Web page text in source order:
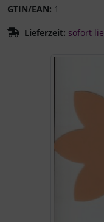
GTIN/EAN: 1
Lieferzeit: sofort
Wenn mehr als ein